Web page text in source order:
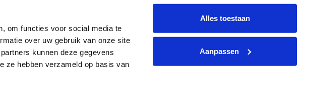
om functies voor social media te
over uw gebruik van onze site
kunnen deze gegevens
ze hebben verzameld op basis van
Alles toestaan
Aanpassen
altijd terug Hoe dan?